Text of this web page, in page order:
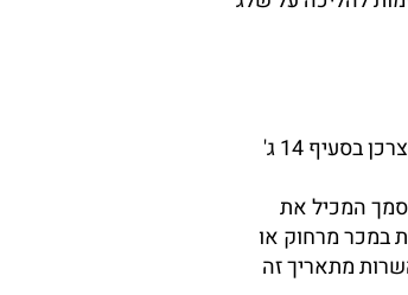
ביקש לקוח לבטל הזמנה שאושרה יחולו עליו דמי ביטול כפי שיפורטו להלן, בהתאם לתנאים הקבועים בחוק הגנת הצרכן בסעיף 14 ג'
או מיום קבלת המסמך המכיל את
תחילת השרות במכר מרחוק או
למועד תחילת השרות מתאריך זה